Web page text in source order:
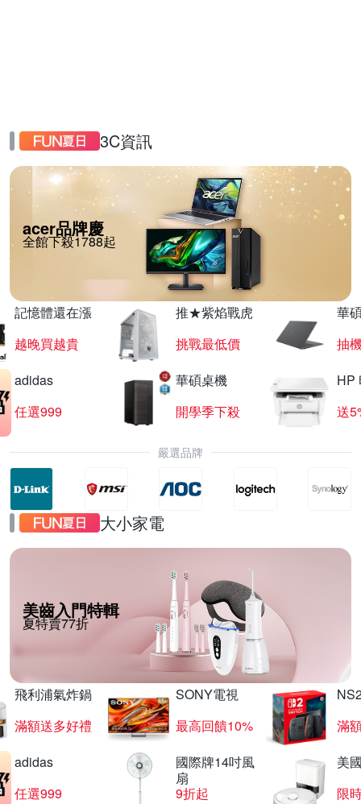
3C資訊
acer品牌慶
全館下殺1788起
記憶體還在漲
越晚買越貴
推★紫焰戰虎
挑戰最低價
華
抽
adidas
任選999
華碩桌機
開學季下殺
HP
送
嚴選品牌
大小家電
美齒入門特輯
夏特賣77折
飛利浦氣炸鍋
滿額送多好禮
SONY電視
最高回饋10%
滿
adidas
任選999
國際牌14吋風
扇
9折起
美
限